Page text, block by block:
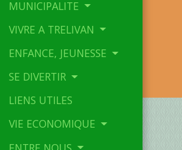
MUNICIPALITE
VIVRE A TRELIVAN
ENFANCE, JEUNESSE
SE DIVERTIR
LIENS UTILES
VIE ECONOMIQUE